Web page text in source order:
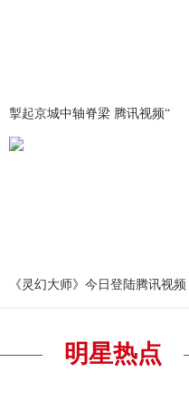
掣起京城中轴脊梁 腾讯视频“
《灵幻大师》今日登陆腾讯视频
明星热点